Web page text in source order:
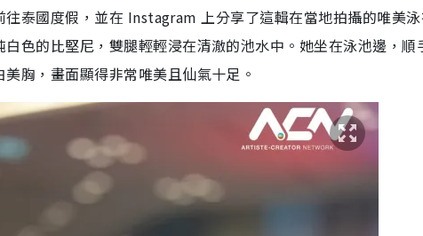
往泰國度假，並在 Instagram 上分享了這輯在當地拍攝的唯美
色的比堅尼，雙腿輕輕浸在清澈的池水中。她坐在泳池邊，
胸，畫面顯得非常唯美且仙氣十足。